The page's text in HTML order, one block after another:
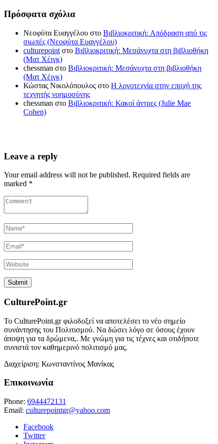
Πρόσφατα σχόλια
Νεοφύτα Ευαγγέλου στο Βιβλιοκριτική: Απόδραση από τις
σιωπές (Νεοφύτα Ευαγγέλου)
culturepoint στο Βιβλιοκριτική: Μεσάνυχτα στη βιβλιοθήκη
(Ματ Χέιγκ)
chessman στο Βιβλιοκριτική: Μεσάνυχτα στη βιβλιοθήκη
(Ματ Χέιγκ)
Κώστας Νικολόπουλος στο Η λογοτεχνία στην εποχή της
τεχνητής νοημοσύνης
chessman στο Βιβλιοκριτική: Κακοί άντρες (Julie Mae
Cohen)
Leave a reply
Your email address will not be published. Required fields are
marked *
CulturePoint.gr
Το CulturePoint.gr φιλοδοξεί να αποτελέσει το νέο σημείο
συνάντησης του Πολιτισμού. Να δώσει λόγο σε όσους έχουν
άποψη για τα δρώμενα,. Με γνώμη για τις τέχνες και οτιδήποτε
συνιστά τον καθημερινό πολιτισμό μας.
Διαχείριση: Κωνσταντίνος Μανίκας
Επικοινωνία
Phone: 6944472131
Email: culturepointgr@yahoo.com
Facebook
Twitter